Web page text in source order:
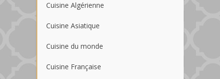
Cuisine Algérienne
Cuisine Asiatique
Cuisine du monde
Cuisine Française